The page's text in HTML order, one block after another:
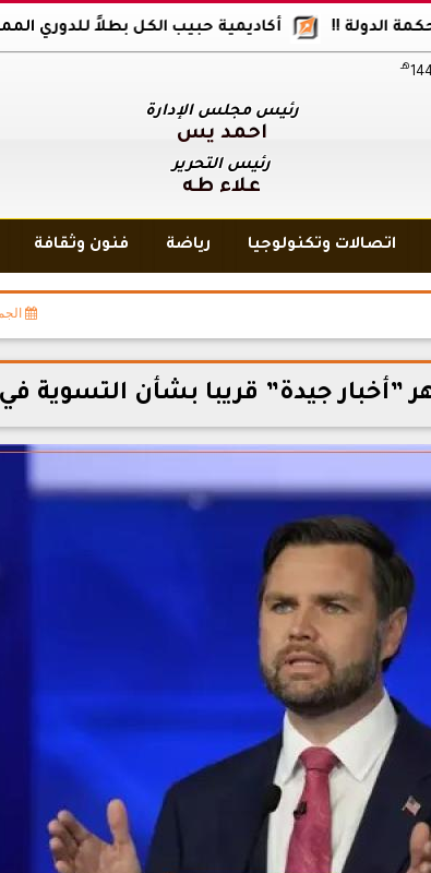
أكاديمية حبيب الكل بطلاً للدوري الممتاز رجال !!
هـ
رئيس مجلس الإدارة
أحمد يس
رئيس التحرير
علاء طه
اتصالات وتكنولوجيا رياضة فنون وثقافة
الجمعة،
جيدة” قريبا بشأن التسوية في